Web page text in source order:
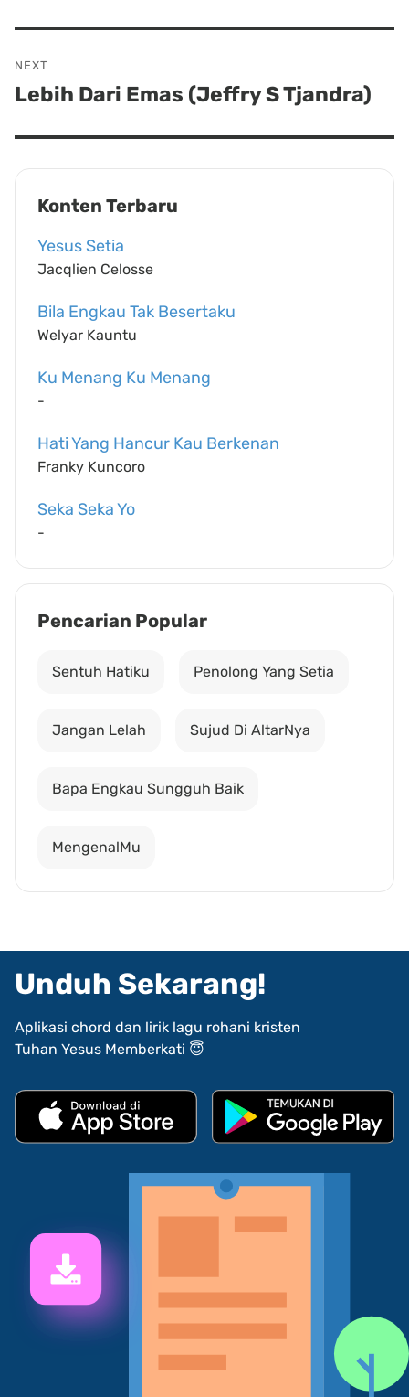
NEXT
Next
Lebih Dari Emas (Jeffry S Tjandra)
Konten Terbaru
Yesus Setia
Jacqlien Celosse
Bila Engkau Tak Besertaku
Welyar Kauntu
Ku Menang Ku Menang
-
Hati Yang Hancur Kau Berkenan
Franky Kuncoro
Seka Seka Yo
-
Pencarian Popular
Sentuh Hatiku Penolong Yang Setia
Jangan Lelah Sujud Di AltarNya
Bapa Engkau Sungguh Baik
MengenalMu
Unduh Sekarang!
Aplikasi chord dan lirik lagu rohani kristen
Tuhan Yesus Memberkati 😇